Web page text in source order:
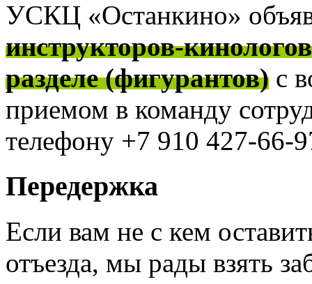
УСКЦ «Останкино»
инструкторов-
разделе (фигурантов) с
приемом в команду
телефону +7 910 427-66-
Передержка
Если вам не с кем
отъезда, мы рады взять